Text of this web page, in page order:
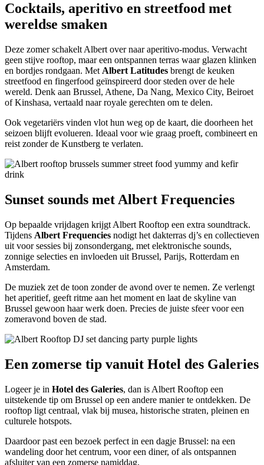
Cocktails, aperitivo en streetfood met
wereldse smaken
Deze zomer schakelt Albert over naar aperitivo-modus. Verwacht
geen stijve rooftop, maar een ontspannen terras waar glazen klinken
en bordjes rondgaan. Met Albert Latitudes brengt de keuken
streetfood en fingerfood geïnspireerd door steden over de hele
wereld. Denk aan Brussel, Athene, Da Nang, Mexico City, Beiroet
of Kinshasa, vertaald naar royale gerechten om te delen.
Ook vegetariërs vinden vlot hun weg op de kaart, die doorheen het
seizoen blijft evolueren. Ideaal voor wie graag proeft, combineert en
reist zonder de Kunstberg te verlaten.
Sunset sounds met Albert Frequencies
Op bepaalde vrijdagen krijgt Albert Rooftop een extra soundtrack.
Tijdens Albert Frequencies nodigt het dakterras dj’s en collectieven
uit voor sessies bij zonsondergang, met elektronische sounds,
zonnige selecties en invloeden uit Brussel, Parijs, Rotterdam en
Amsterdam.
De muziek zet de toon zonder de avond over te nemen. Ze verlengt
het aperitief, geeft ritme aan het moment en laat de skyline van
Brussel gewoon haar werk doen. Precies de juiste sfeer voor een
zomeravond boven de stad.
Een zomerse tip vanuit Hotel des Galeries
Logeer je in Hotel des Galeries, dan is Albert Rooftop een
uitstekende tip om Brussel op een andere manier te ontdekken. De
rooftop ligt centraal, vlak bij musea, historische straten, pleinen en
culturele hotspots.
Daardoor past een bezoek perfect in een dagje Brussel: na een
wandeling door het centrum, voor een diner, of als ontspannen
afsluiter van een zomerse namiddag.